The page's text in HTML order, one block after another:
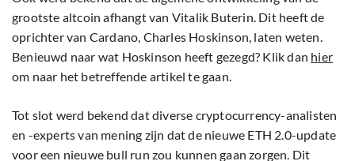
grootste altcoin afhangt van Vitalik Buterin. Dit heeft de
oprichter van Cardano, Charles Hoskinson, laten weten.
Benieuwd naar wat Hoskinson heeft gezegd? Klik dan hier
om naar het betreffende artikel te gaan.
Tot slot werd bekend dat diverse cryptocurrency-analisten
en -experts van mening zijn dat de nieuwe ETH 2.0-update
voor een nieuwe bull run zou kunnen gaan zorgen. Dit